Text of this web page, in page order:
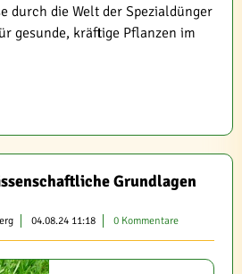
durch die Welt der Spezialdünger
gesunde, kräftige Pflanzen im
Grundlagen
04.08.24 11:18 0 Kommentare